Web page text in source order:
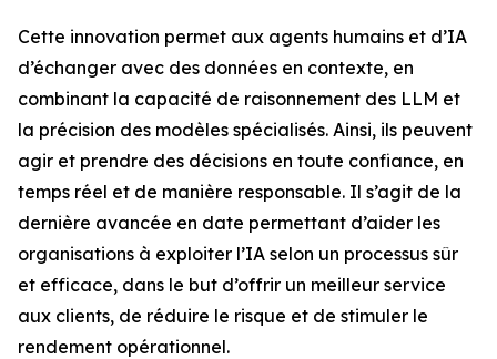
Cette innovation permet aux agents humains et d’IA
d’échanger avec des données en contexte, en
combinant la capacité de raisonnement des LLM et
la précision des modèles spécialisés. Ainsi, ils peuvent
agir et prendre des décisions en toute confiance, en
temps réel et de manière responsable. Il s’agit de la
dernière avancée en date permettant d’aider les
organisations à exploiter l’IA selon un processus sûr
et efficace, dans le but d’offrir un meilleur service
aux clients, de réduire le risque et de stimuler le
rendement opérationnel.